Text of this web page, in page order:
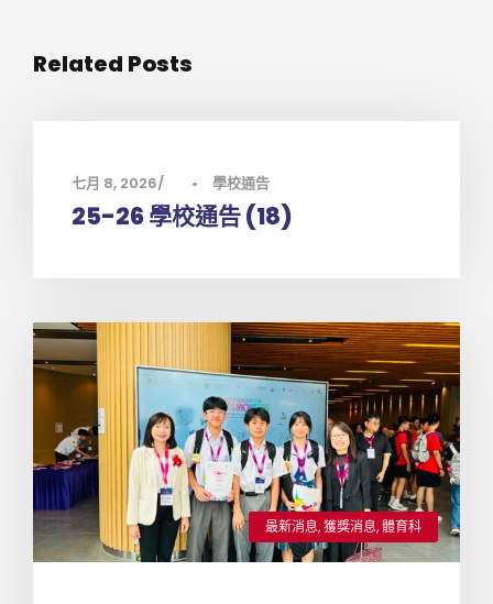
Related Posts
七月 8, 2026 • 學校通告
25-26 學校通告 (18)
最新消息,獲獎消息,體育科